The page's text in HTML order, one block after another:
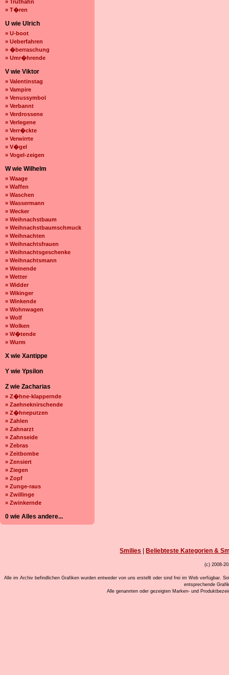
» Truthahn
» T�ren
U wie Ulrich
» U-boot
» Ueberfahren
» �berraschung
» Umr�hrende
V wie Viktor
» Valentinstag
» Vampire
» Venussymbol
» Verbannt
» Verdrossene
» Verlegene
» Verr�ckte
» Verwirrte
» V�gel
» Vogel-zeigen
W wie Wilhelm
» Waage
» Waffen
» Waschen
» Wassermann
» Wecker
» Weihnachstbaum
» Weihnachstbaumschmuck
» Weihnachten
» Weihnachtsfrauen
» Weihnachtsgeschenke
» Weihnachtsmann
» Weinende
» Wetter
» Widder
» Wikinger
» Winkende
» Wohnwagen
» Wolf
» Wolken
» W�tende
» Wurm
X wie Xantippe
Y wie Ypsilon
Z wie Zacharias
» Z�hne-klappernde
» Zaehneknirschende
» Z�hneputzen
» Zahlen
» Zahnarzt
» Zahnseide
» Zebras
» Zeitbombe
» Zensiert
» Ziegen
» Zopf
» Zunge-raus
» Zwillinge
» Zwinkernde
0 wie Alles andere...
Smilies Beliebteste Kategorien &
(c) 2008-
Alle im Archiv befindlichen Grafiken wurden entweder von uns erstellt oder sind frei im Web verfügbar.
entsprechende
Alle genannten oder gezeigten Marken- und